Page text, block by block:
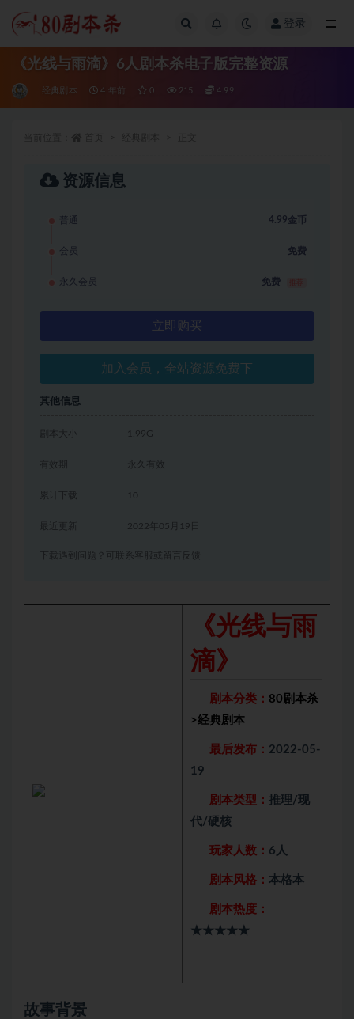
登录
《光线与雨滴》6人剧本杀电子版完整资源
经典剧本 4 年前 0 215 4.99
资源信息
普通 4.99金币
会员 免费
永久会员 免费
立即购买
加入会员，全站资源免费下
其他信息
剧本大小 1.99G
有效期 永久有效
累计下载 10
2022年05月19日
下载遇到问题？可联系客服或留言反馈
《光线与雨
滴》
剧本分类： 80剧本杀
>经典剧本
最后发布： 2022-05-
19
剧本类型： 推理/现
代/硬核
玩家人数： 6人
剧本风格： 本格本
剧本热度：
★★★★★
故事背景